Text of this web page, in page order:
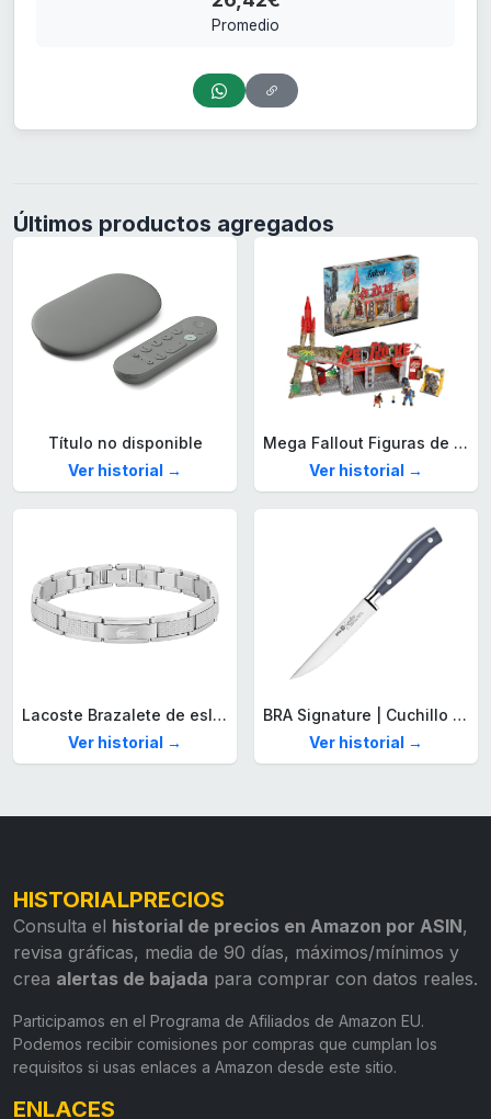
Promedio
Últimos productos agregados
Título no disponible
Ver historial →
Mega Fallout Figuras de acción y Juguetes de construcción, Parada de Camiones Red Rocket con 824 Piezas, 2 Personajes articulados y Accesorios, para coleccionistas, HXT00
Ver historial →
Lacoste Brazalete de eslabón para Hombre Colección STENCIL de Acero inoxidable
Ver historial →
BRA Signature | Cuchillo tomatero 120 mm, Acero Inoxidable alemán forjado con Molibdeno Vanadio, Mango Remachado ABS, Diseño Ergonómico, Hoja 1,6 mm espesor
Ver historial →
HISTORIALPRECIOS
Consulta el historial de precios en Amazon por ASIN,
revisa gráficas, media de 90 días, máximos/mínimos y
crea alertas de bajada para comprar con datos reales.
Participamos en el Programa de Afiliados de Amazon EU.
Podemos recibir comisiones por compras que cumplan los
requisitos si usas enlaces a Amazon desde este sitio.
ENLACES